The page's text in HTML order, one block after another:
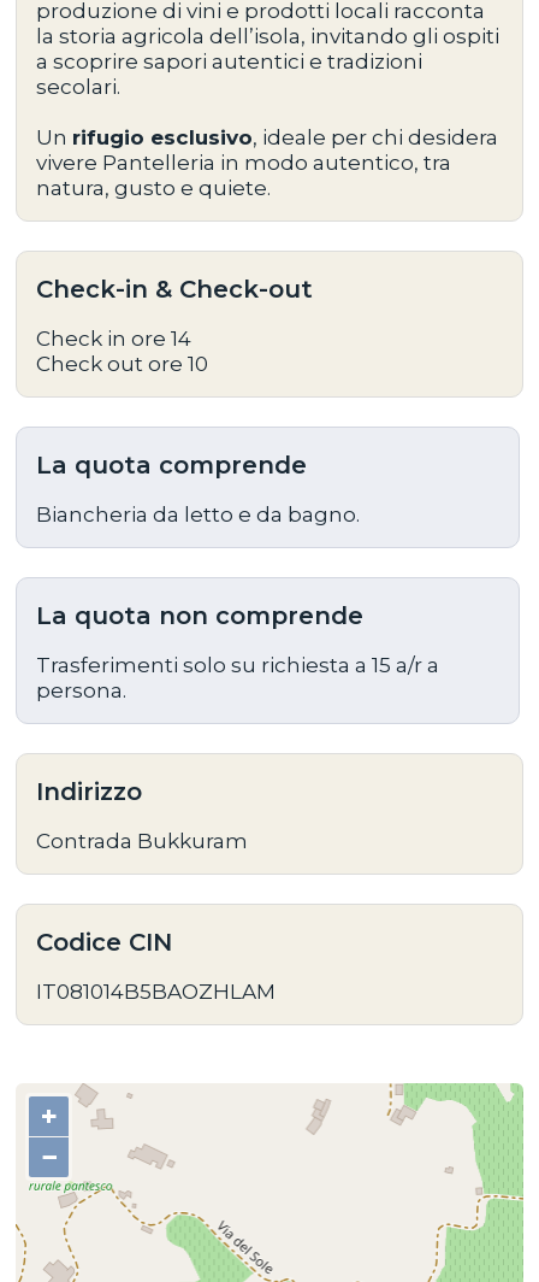
produzione di vini e prodotti locali racconta
la storia agricola dell’isola, invitando gli ospiti
a scoprire sapori autentici e tradizioni
secolari.
Un rifugio esclusivo, ideale per chi desidera
vivere Pantelleria in modo autentico, tra
natura, gusto e quiete.
Check-in & Check-out
Check in ore 14
Check out ore 10
La quota comprende
Biancheria da letto e da bagno.
La quota non comprende
Trasferimenti solo su richiesta a 15 a/r a
persona.
Indirizzo
Contrada Bukkuram
Codice CIN
IT081014B5BAOZHLAM
+
−